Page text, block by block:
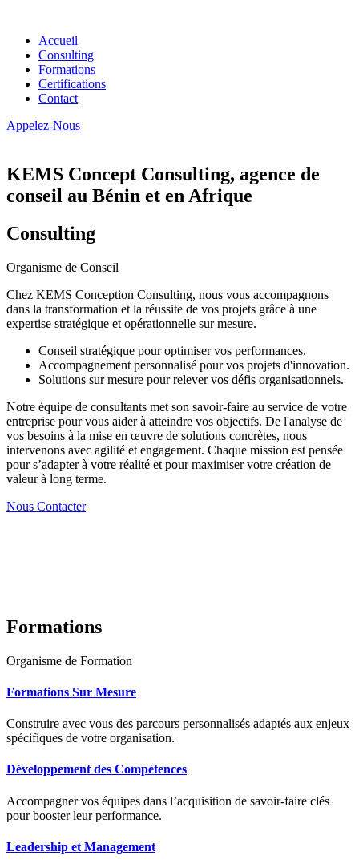
Accueil
Consulting
Formations
Certifications
Contact
Appelez-Nous
KEMS Concept Consulting, agence de
conseil au Bénin et en Afrique
Consulting
Organisme de Conseil
Chez KEMS Conception Consulting, nous vous accompagnons
dans la transformation et la réussite de vos projets grâce à une
expertise stratégique et opérationnelle sur mesure.
Conseil stratégique pour optimiser vos performances.
Accompagnement personnalisé pour vos projets d'innovation.
Solutions sur mesure pour relever vos défis organisationnels.
Notre équipe de consultants met son savoir-faire au service de votre
entreprise pour vous aider à atteindre vos objectifs. De l'analyse de
vos besoins à la mise en œuvre de solutions concrètes, nous
intervenons avec agilité et engagement. Chaque mission est pensée
pour s’adapter à votre réalité et pour maximiser votre création de
valeur à long terme.
Nous Contacter
Formations
Organisme de Formation
Formations Sur Mesure
Construire avec vous des parcours personnalisés adaptés aux enjeux
spécifiques de votre organisation.
Développement des Compétences
Accompagner vos équipes dans l’acquisition de savoir-faire clés
pour booster leur performance.
Leadership et Management